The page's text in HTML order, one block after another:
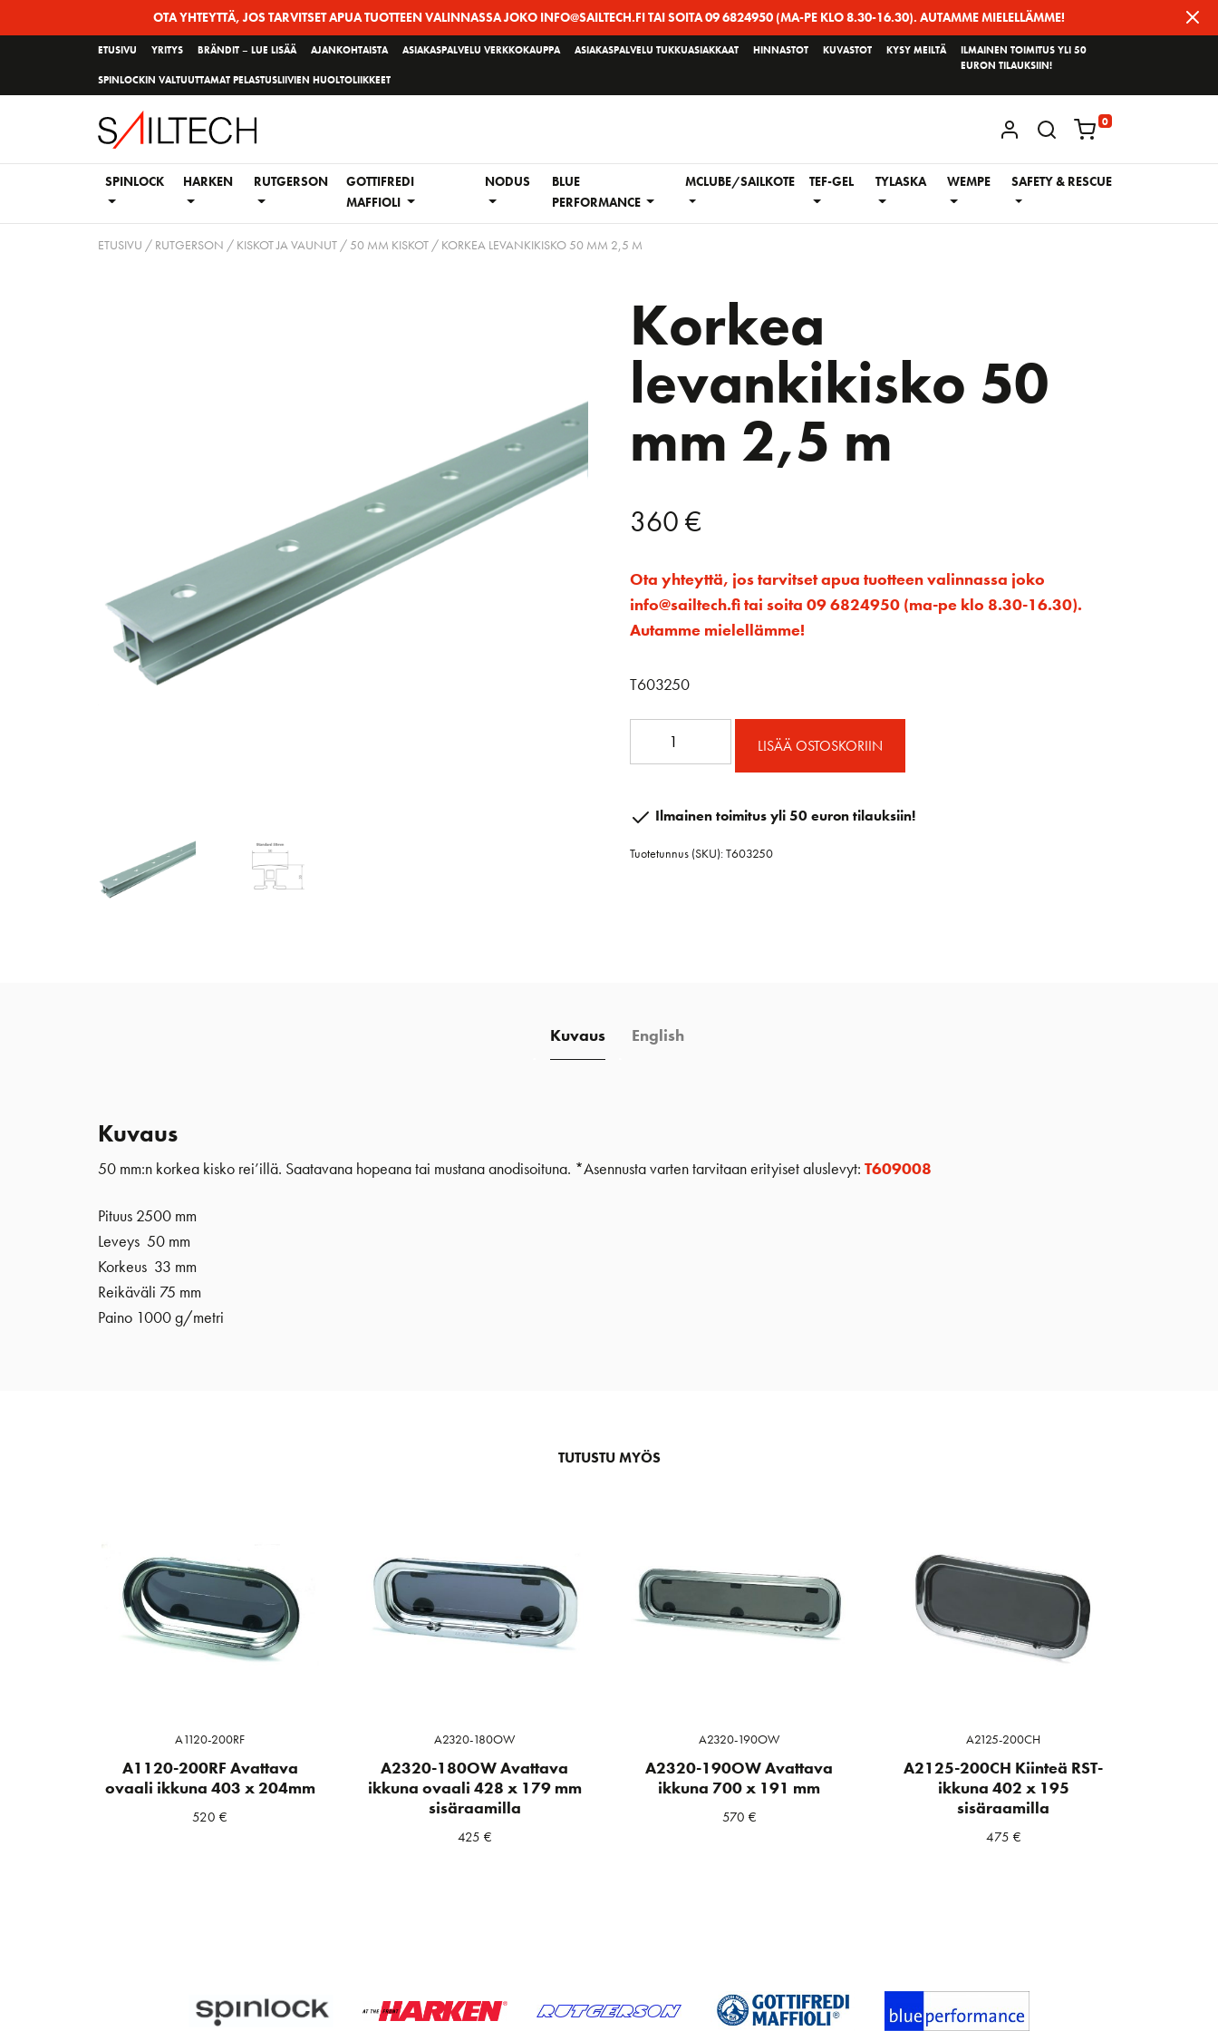
OTA YHTEYTTÄ, JOS TARVITSET APUA TUOTTEEN VALINNASSA JOKO INFO@SAILTECH.FI TAI SOITA 09 6824950 (MA-PE KLO 8.30-16.30). AUTAMME MIELELLÄMME!
ETUSIVU YRITYS BRÄNDIT – LUE LISÄÄ AJANKOHTAISTA ASIAKASPALVELU VERKKOKAUPPA ASIAKASPALVELU TUKKUASIAKKAAT HINNASTOT KUVASTOT KYSY MEILTÄ
SPINLOCKIN VALTUUTTAMAT PELASTUSLIIVIEN HUOLTOLIIKKEET
ILMAINEN TOIMITUS YLI 50
EURON TILAUKSIIN!
KIRJAUDU / REKISTERÖIDY
0
SPINLOCK HARKEN RUTGERSON
GOTTIFREDI
MAFFIOLI
NODUS
BLUE
PERFORMANCE
MCLUBE/SAILKOTE TEF-GEL TYLASKA WEMPE SAFETY & RESCUE
ETUSIVU / RUTGERSON / KISKOT JA VAUNUT/50 MM KISKOT/ KORKEA LEVANKIKISKO 50 MM 2,5 M
Korkea
levankikisko 50
mm 2,5 m
360€
Ota yhteyttä, jos tarvitset apua tuotteen valinnassa joko
info@sailtech.fi tai soita 09 6824950 (ma-pe klo 8.30-16.30).
Autamme mielellämme!
T603250
mm
m
LISÄÄ OSTOSKORIIN
Ilmainen toimitus yli 50 euron tilauksiin!
Tuotetunnus (SKU):T603250
Kuvaus English
Kuvaus
50 mm:n korkea kisko rei’illä. Saatavana hopeana tai mustana anodisoituna. *Asennusta varten tarvitaan erityiset aluslevyt: T609008
Pituus 2500 mm
Leveys 50 mm
Korkeus 33 mm
Reikäväli 75 mm
Paino 1000 g/metri
TUTUSTU MYÖS
A1120-200RF
A1120-200RF Avattava
ovaali ikkuna 403 x 204mm
520€
A2320-180OW
A2320-180OW Avattava
ikkuna ovaali 428 x 179 mm
sisäraamilla
425 €
A2320-190OW
A2320-190OW Avattava
ikkuna 700 x 191 mm
570 €
A2125-200CH
A2125-200CH Kiinteä RST-
ikkuna 402 x 195
sisäraamilla
475 €